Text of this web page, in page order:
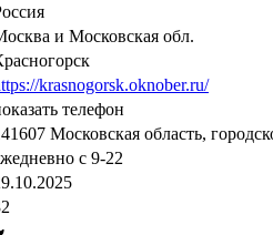
и Московская обл.
krasnogorsk.oknober.ru/
телефон
Московская область,
с 9-22